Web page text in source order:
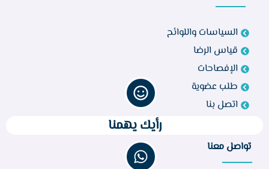
السياسات واللوائح
قياس الرضا
الإفصاحات
طلب عضوية
اتصل بنا
تواصل معنا
رأيك يهمنا